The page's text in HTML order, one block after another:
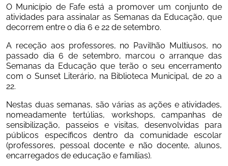
O Município de Fafe está a promover um conjunto de
atividades para assinalar as Semanas da Educação, que
decorrem entre o dia 6 e 22 de setembro.
A receção aos professores, no Pavilhão Multiusos, no
passado dia 6 de setembro, marcou o arranque das
Semanas da Educação que terão o seu encerramento
com o Sunset Literário, na Biblioteca Municipal, de 20 a
22.
Nestas duas semanas, são várias as ações e atividades,
nomeadamente tertúlias, workshops, campanhas de
sensibilização, passeios e visitas, desenvolvidas para
públicos específicos dentro da comunidade escolar
(professores, pessoal docente e não docente, alunos,
encarregados de educação e famílias).